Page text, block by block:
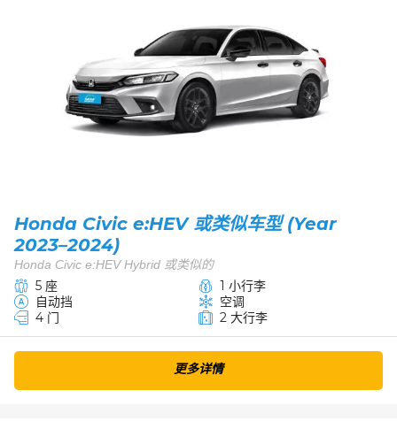
Honda Civic e:HEV 或类似车型 (Year
2023–2024)
Honda Civic e:HEV Hybrid 或类似的
5 座
1 小行李
自动挡
空调
4 门
2 大行李
更多详情